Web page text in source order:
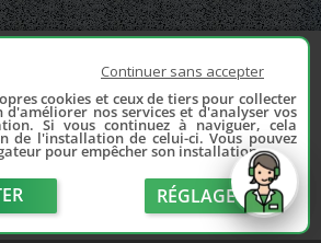
Continuer sans accepter
cookies et ceux de tiers pour collecter
nos services et d'analyser vos
Si vous continuez à naviguer, cela
de l'installation de celui-ci. Vous pouvez
pour empêcher son installation.
RÉGLAGE